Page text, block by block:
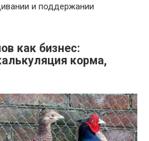
и поддержании
как бизнес:
корма,